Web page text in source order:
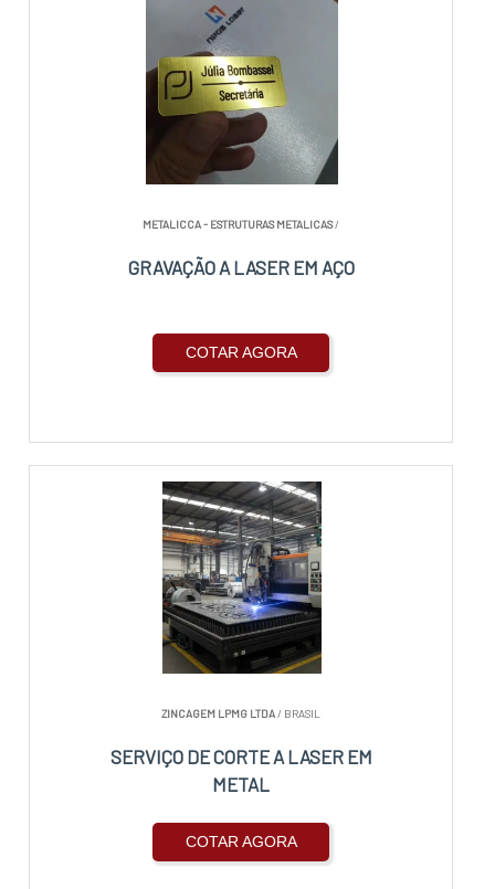
METALICCA - ESTRUTURAS METALICAS/
GRAVAÇÃO A LASER EM AÇO
COTAR AGORA
ZINCAGEM LPMG LTDA/ BRASIL
SERVIÇO DE CORTE A LASER EM
METAL
COTAR AGORA